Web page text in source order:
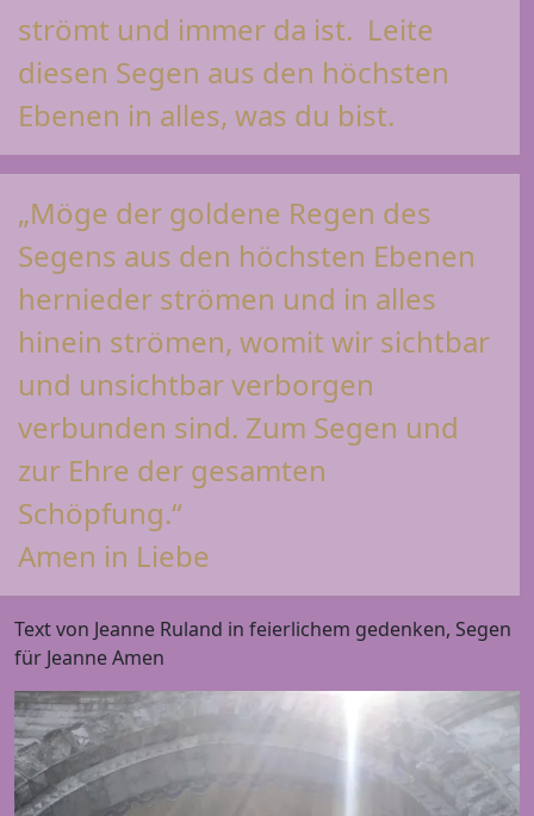
strömt und immer da ist. Leite
diesen Segen aus den höchsten
Ebenen in alles, was du bist.
„Möge der goldene Regen des
Segens aus den höchsten Ebenen
hernieder strömen und in alles
hinein strömen, womit wir sichtbar
und unsichtbar verborgen
verbunden sind. Zum Segen und
zur Ehre der gesamten
Schöpfung.“
Amen in Liebe
Text von Jeanne Ruland in feierlichem gedenken, Segen
für Jeanne Amen